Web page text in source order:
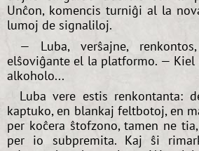
Unĉon, komencis turniĝi al la
lumoj de signaliloj.
— Luba, verŝajne,
elŝoviĝante el la platformo. — Kiel
alkoholo...
Luba vere estis renkontanta:
kaptuko, en blankaj feltbotoj, en
per koĉera ŝtofzono, tamen ne
per io subpremita. Kaj ŝi